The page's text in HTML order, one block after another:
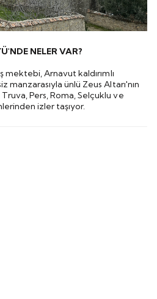
NELER VAR?
mektebi, Arnavut kaldırımlı
manzarasıyla ünlü Zeus Altarı'nın
Pers, Roma, Selçuklu ve
izler taşıyor.